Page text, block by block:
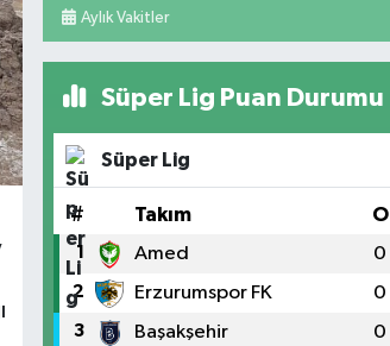
Aylık Vakitler
Süper Lig Puan Durumu
Süper Lig
# Takım O
1 Amed 0
2 Erzurumspor FK 0
3 Başakşehir 0